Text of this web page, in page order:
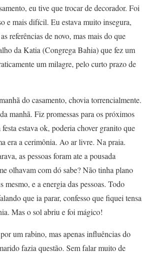
eu tive que trocar de decorador. Foi
e mais difícil. Eu estava muito insegura,
referências de novo, mas mais do que
da Katia (Congrega Bahia) que fez um
um milagre, pelo curto prazo de
do casamento, chovia torrencialmente.
manhã. Fiz promessas para os próximos
estava ok, poderia chover granito que
era a cerimônia. Ao ar livre. Na praia.
as pessoas foram ate a pousada
olhavam com dó sabe? Não tinha plano
e a energia das pessoas. Todo
que ia parar, confesso que fiquei tensa
Mas o sol abriu e foi mágico!
um rabino, mas apenas influências do
fazia questão. Sem falar muito de